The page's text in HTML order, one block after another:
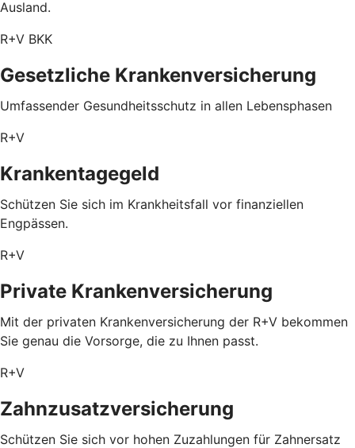
Ausland.
R+V BKK
Gesetzliche Krankenversicherung
Umfassender Gesundheitsschutz in allen Lebensphasen
R+V
Krankentagegeld
Schützen Sie sich im Krankheitsfall vor finanziellen
Engpässen.
R+V
Private Krankenversicherung
Mit der privaten Krankenversicherung der R+V bekommen
Sie genau die Vorsorge, die zu Ihnen passt.
R+V
Zahnzusatzversicherung
Schützen Sie sich vor hohen Zuzahlungen für Zahnersatz